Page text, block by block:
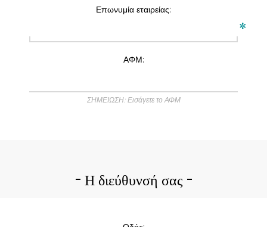
Επωνυμία εταιρείας:
*
ΑΦΜ:
ΣΗΜΕΙΩΣΗ: Εισάγετε το ΑΦΜ
Η διεύθυνσή σας